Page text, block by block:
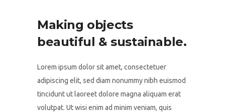
Making objects
beautiful & sustainable.
Lorem ipsum dolor sit amet, consectetuer
adipiscing elit, sed diam nonummy nibh euismod
tincidunt ut laoreet dolore magna aliquam erat
volutpat. Ut wisi enim ad minim veniam, quis